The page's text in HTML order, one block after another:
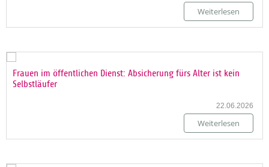
Weiterlesen
Frauen im öffentlichen Dienst: Absicherung fürs Alter ist kein
Selbstläufer
22.06.2026
Weiterlesen